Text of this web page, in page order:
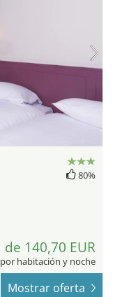
80%
de 140,70 EUR
por habitación y noche
Mostrar oferta